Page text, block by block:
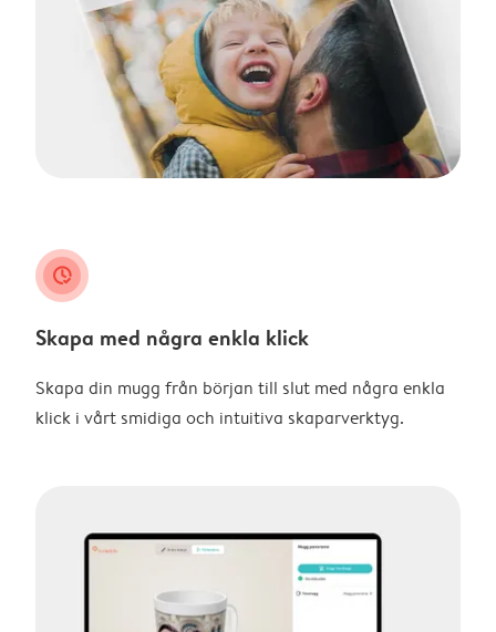
clock_check
Skapa med några enkla klick
Skapa din mugg från början till slut med några enkla
klick i vårt smidiga och intuitiva skaparverktyg.